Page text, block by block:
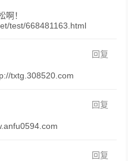
啊！
test/668481163.html
回复
txtg.308520.com
回复
回复